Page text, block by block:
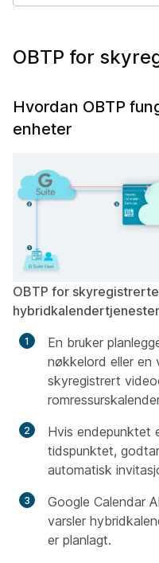
OBTP for
Hvordan OBTP
enheter
OBTP for
En bruker
nøkkelord eller en
skyregistrert
Hvis endepunktet
tidspunktet,
automatisk
Google Calendar
varsler
er planlagt.